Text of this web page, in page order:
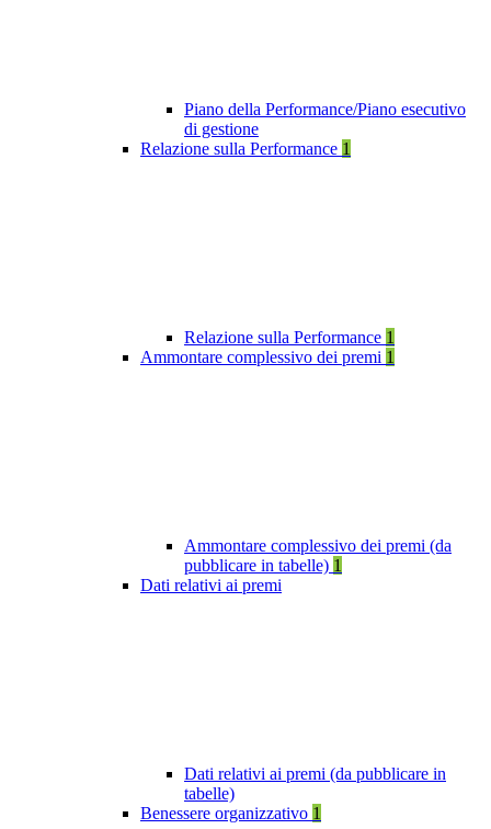
Piano della Performance/Piano esecutivo
di gestione
Relazione sulla Performance 1
Relazione sulla Performance 1
Ammontare complessivo dei premi 1
Ammontare complessivo dei premi (da
pubblicare in tabelle) 1
Dati relativi ai premi
Dati relativi ai premi (da pubblicare in
tabelle)
Benessere organizzativo 1